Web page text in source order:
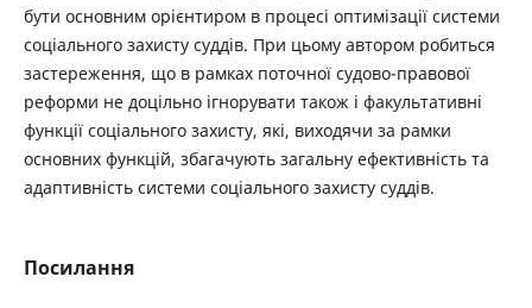
бути основним орієнтиром в процесі оптимізації системи
соціального захисту суддів. При цьому автором робиться
застереження, що в рамках поточної судово-правової
реформи не доцільно ігнорувати також і факультативні
функції соціального захисту, які, виходячи за рамки
основних функцій, збагачують загальну ефективність та
адаптивність системи соціального захисту суддів.
Посилання